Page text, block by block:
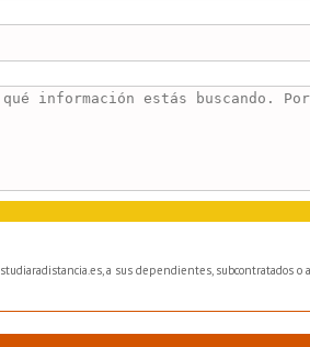
a sus dependientes, subcontratados